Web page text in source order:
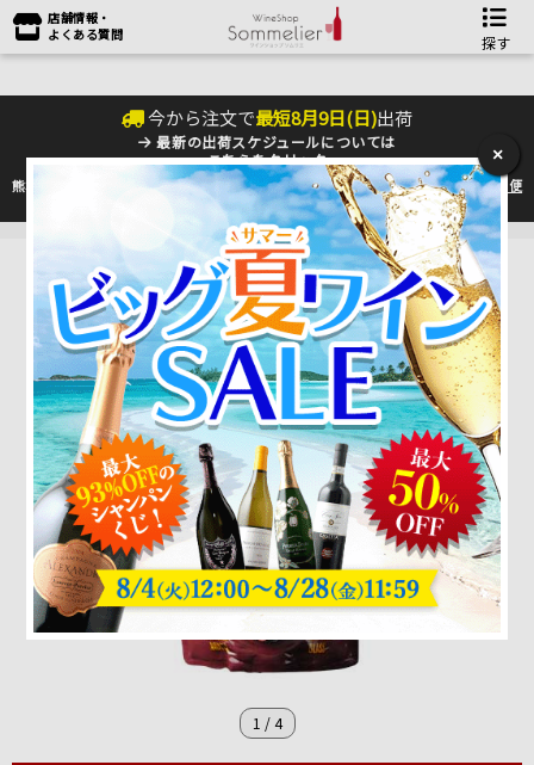
店舗情報・
よくある質問
探す
今から注文で最短8月9日(日)出荷
最新の出荷スケジュールについては
こちらをクリック
熊本地震の影響により九州への配送に遅れが生じております。最新情報は佐川急便
のHP
をご確認下さい。
1 /4
×